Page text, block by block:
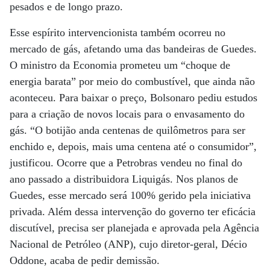
pesados e de longo prazo.
Esse espírito intervencionista também ocorreu no
mercado de gás, afetando uma das bandeiras de Guedes.
O ministro da Economia prometeu um “choque de
energia barata” por meio do combustível, que ainda não
aconteceu. Para baixar o preço, Bolsonaro pediu estudos
para a criação de novos locais para o envasamento do
gás. “O botijão anda centenas de quilômetros para ser
enchido e, depois, mais uma centena até o consumidor”,
justificou. Ocorre que a Petrobras vendeu no final do
ano passado a distribuidora Liquigás. Nos planos de
Guedes, esse mercado será 100% gerido pela iniciativa
privada. Além dessa intervenção do governo ter eficácia
discutível, precisa ser planejada e aprovada pela Agência
Nacional de Petróleo (ANP), cujo diretor-geral, Décio
Oddone, acaba de pedir demissão.